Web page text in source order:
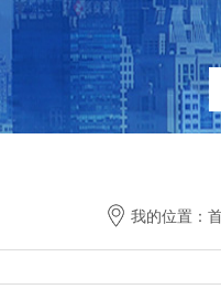
我的位置：